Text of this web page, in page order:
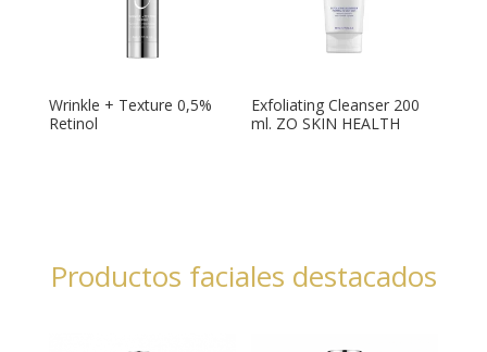
Wrinkle + Texture 0,5%
Retinol
Exfoliating Cleanser 200
ml. ZO SKIN HEALTH
Productos faciales destacados